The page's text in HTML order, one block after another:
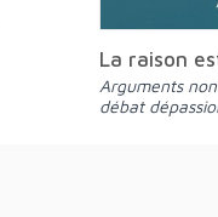
La raison
Arguments non religieux pour un
débat